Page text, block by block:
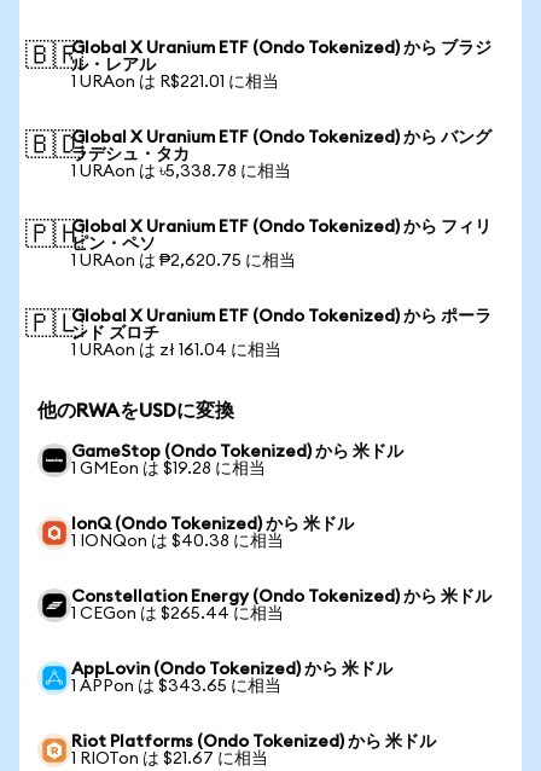
🇧🇷Global X Uranium ETF (Ondo Tokenized) から ブラジ
ル・レアル
1 URAon は R$221.01 に相当
🇧🇩Global X Uranium ETF (Ondo Tokenized) から バング
ラデシュ・タカ
1 URAon は ৳5,338.78 に相当
🇵🇭Global X Uranium ETF (Ondo Tokenized) から フィリ
ピン・ペソ
1 URAon は ₱2,620.75 に相当
🇵🇱Global X Uranium ETF (Ondo Tokenized) から ポーラ
ンド ズロチ
1 URAon は zł 161.04 に相当
他のRWAをUSDに変換
GameStop (Ondo Tokenized) から 米ドル
1 GMEon は $19.28 に相当
IonQ (Ondo Tokenized) から 米ドル
1 IONQon は $40.38 に相当
Constellation Energy (Ondo Tokenized) から 米ドル
1 CEGon は $265.44 に相当
AppLovin (Ondo Tokenized) から 米ドル
1 APPon は $343.65 に相当
Riot Platforms (Ondo Tokenized) から 米ドル
1 RIOTon は $21.67 に相当